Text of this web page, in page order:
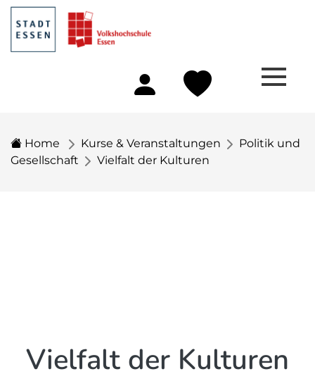
Home Kurse & Veranstaltungen
Politik und
Gesellschaft
Vielfalt der Kulturen
Vielfalt der Kulturen